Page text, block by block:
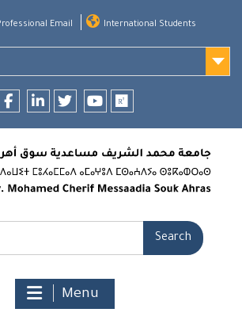
Email International Students
Menu